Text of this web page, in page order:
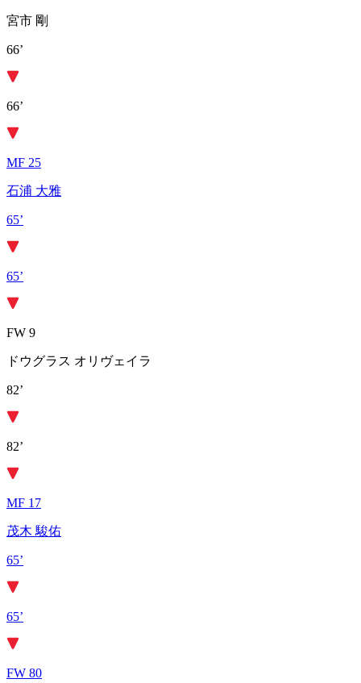
宮市 剛
66’
66’
MF 25
石浦 大雅
65’
65’
FW 9
ドウグラス オリヴェイラ
82’
82’
MF 17
茂木 駿佑
65’
65’
FW 80